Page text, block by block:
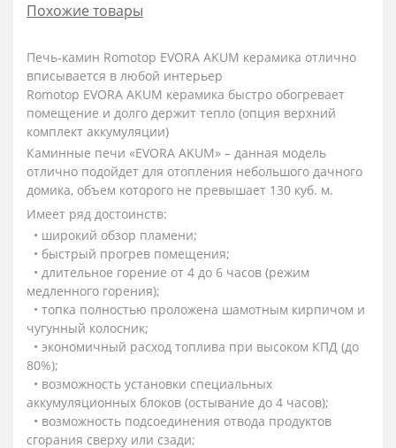
Похожие товары
Печь-камин Romotop EVORA AKUM керамика отлично
вписывается в любой интерьер
Romotop EVORA AKUM керамика быстро обогревает
помещение и долго держит тепло (опция верхний
комплект аккумуляции)
Каминные печи «ЕVORA AKUM» – данная модель
отлично подойдет для отопления небольшого дачного
домика, объем которого не превышает 130 куб. м.
Имеет ряд достоинств:
• широкий обзор пламени;
• быстрый прогрев помещения;
• длительное горение от 4 до 6 часов (режим
медленного горения);
• топка полностью проложена шамотным кирпичом и
чугунный колосник;
• экономичный расход топлива при высоком КПД (до
80%);
• возможность установки специальных
аккумуляционных блоков (остывание до 4 часов);
• возможность подсоединения отвода продуктов
сгорания сверху или сзади;